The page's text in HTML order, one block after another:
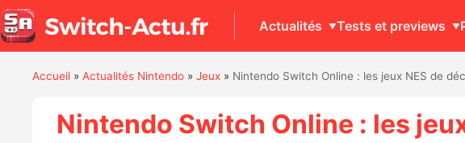
Actualités Tests et previews
Accueil» Actualités Nintendo» Jeux» Nintendo Switch Online : les jeux NES de
Nintendo Switch Online : les